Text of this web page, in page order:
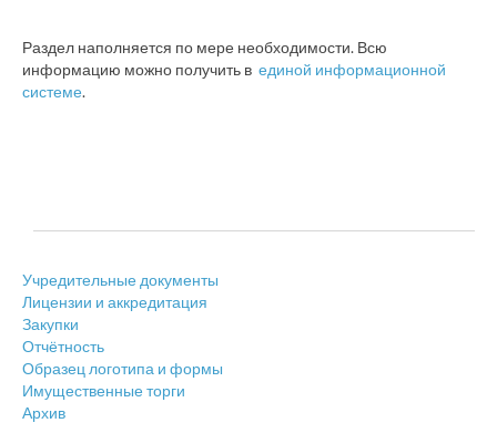
ОЦЕНКА КАЧЕСТВА ОБРАЗОВАНИЯ ВАКАНСИИ
Раздел наполняется по мере необходимости. Всю
информацию можно получить в единой информационной
системе.
Учредительные документы
Лицензии и аккредитация
Закупки
Отчётность
Образец логотипа и формы
Имущественные торги
Архив